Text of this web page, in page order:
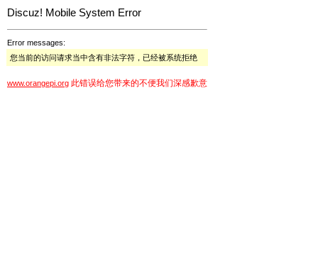
Discuz! Mobile System Error
Error messages:
您当前的访问请求当中含有非法字符，已经被系统拒绝
www.orangepi.org 此错误给您带来的不便我们深感歉意